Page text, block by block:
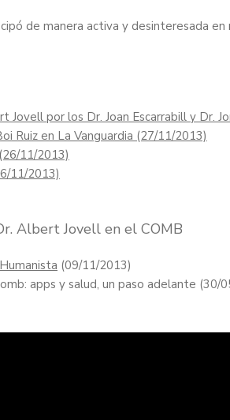
de manera activa y desinteresada
Jovell por los Dr. Joan Escarrabill y Dr.
Ruiz en La Vanguardia (27/11/2013)
11/2013)
11/2013)
Albert Jovell en el COMB
(09/11/2013)
apps y salud, un paso adelante (30/